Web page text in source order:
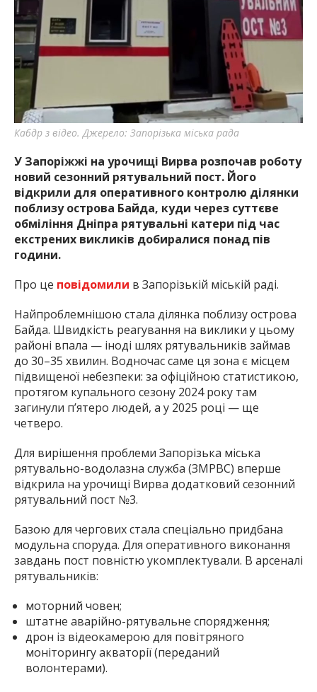
найважливішу інформацію про події
міста Запоріжжя та області.
Кабдр з відео. Джерело: Запорізька міська рада
У Запоріжжі на урочищі Вирва розпочав роботу
новий сезонний рятувальний пост. Його
відкрили для оперативного контролю ділянки
поблизу острова Байда, куди через суттєве
обміління Дніпра рятувальні катери під час
екстрених викликів добиралися понад пів
години.
Про це повідомили в Запорізькій міській раді.
Найпроблемнішою стала ділянка поблизу острова
Байда. Швидкість реагування на виклики у цьому
районі впала — іноді шлях рятувальників займав
до 30–35 хвилин. Водночас саме ця зона є місцем
підвищеної небезпеки: за офіційною статистикою,
протягом купального сезону 2024 року там
загинули п’ятеро людей, а у 2025 році — ще
четверо.
Для вирішення проблеми Запорізька міська
рятувально-водолазна служба (ЗМРВС) вперше
відкрила на урочищі Вирва додатковий сезонний
рятувальний пост №3.
Базою для чергових стала спеціально придбана
модульна споруда. Для оперативного виконання
завдань пост повністю укомплектували. В арсеналі
рятувальників:
моторний човен;
штатне аварійно-рятувальне спорядження;
дрон із відеокамерою для повітряного
моніторингу акваторії (переданий
волонтерами).